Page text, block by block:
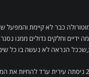
כבר לא קיימת והמפעל
ידיים וחלקים גדולים ממנו
הנראה לא נעשה בו כל
ב- 2017 ניסתה עירית ערד להחיות